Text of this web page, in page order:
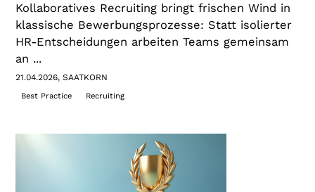
Kollaboratives Recruiting bringt frischen Wind in
klassische Bewerbungsprozesse: Statt isolierter
HR-Entscheidungen arbeiten Teams gemeinsam
an ...
21.04.2026 SAATKORN
Best Practice Recruiting